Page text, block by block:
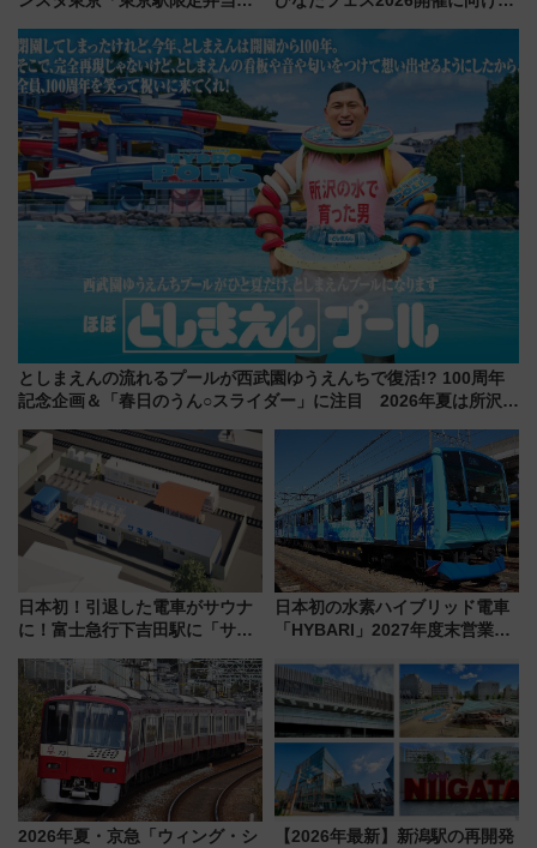
全力応援 夜行列車「ドリーム
おひさま号」も走る
としまえんの流れるプールが西武園ゆうえんちで復活!? 100周年
記念企画＆「春日のうん○スライダー」に注目 2026年夏は所沢へ
日本初！引退した電車がサウナ
に！富士急行下吉田駅に「サ電
業 行き交う電車の音や振動を
感じながら「ととのう」新感覚
日本初の水素ハイブリッド電車
「HYBARI」2027年度末営業運
で水素利活用が加速
2026年夏・京急「ウィング・シ
【2026年最新】新潟駅の再開発